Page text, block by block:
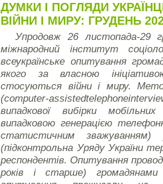
ДУМКИ І ПОГЛЯДИ
ВІЙНИ І МИРУ: ГРУДЕНЬ
Упродовж 26 листопада-29
міжнародний інститут
всеукраїнське опитування
якого за власною
стосуються війни і миру.
(computer-assistedtelephone
випадкової вибірки
випадковою генерацією
статистичним зважуванням)
(підконтрольна Уряду України
респондентів. Опитування
років і старше)